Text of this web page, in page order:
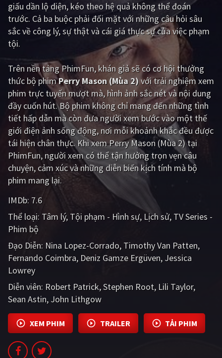
Tình cảm - Lãng mạn Kỳ ảo
Giật gân Gia đình
Lịch sử
Viễn Tây Tiểu sử
GameShow DramaTV
QUỐC GIA
Âu - Mỹ Trung Quốc - Hồng Kông
Hàn Quốc Nhật Bản
Ấn Độ Việt Nam
Tổng hợp
CẬP NHẬT
PHIM MỚI
PHIM LẺ
PHIM CHIẾU RẠP
TUYỂN TẬP PHIM
BLOG
giấu dần lộ diện, kéo theo hệ quả không thể đoán
trước. Cả ba buộc phải đối mặt với những câu hỏi sâu
sắc về công lý, sự thật và cái giá thực sự của việc phạm
tội.
Trên nền tảngPhimFun, khán giả sẽ có cơ hội thưởng
thức bộ phimPerry Mason (Mùa 2)với trải nghiệm xem
phim trực tuyến mượt mà, hình ảnh sắc nét và nội dung
đầy cuốn hút. Bộ phim không chỉ mang đến những tình
tiết hấp dẫn mà còn đưa người xem bước vào một thế
giới điện ảnh sống động, nơi mỗi khoảnh khắc đều được
tái hiện chân thực. Khi xem Perry Mason (Mùa 2) tại
PhimFun, người xem có thể tận hưởng trọn vẹn câu
chuyện, cảm xúc và những diễn biến kịch tính mà bộ
phim mang lại.
IMDb: 7.6
Thể loại: Tâm lý Tội phạm - Hình sự Lịch sử TV Series -
Phim bộ
Đạo Diễn: Nina Lopez-Corrado Timothy Van Patten
Fernando Coimbra Deniz Gamze Ergüven Jessica
Lowrey
Diễn viên: Robert Patrick Stephen Root Lili Taylor
Sean Astin John Lithgow
XEM PHIM TRAILER TẢI PHIM